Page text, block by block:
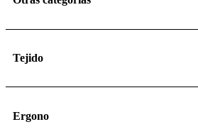
Tejido
Ergono